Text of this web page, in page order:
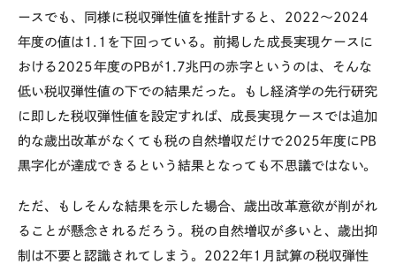
ースでも、同様に税収弾性値を推計すると、 2022 ～2024
年度の値は 1.1 を下回っている。前掲した成長実現ケースに
おける 2025年度のPBが1.7兆円の赤字というのは、そんな
低い税収弾性値の下での結果だった。もし経済学の先行研究
に即した税収弾性値を設定すれば、成長実現ケースでは追加
的な歳出改革がなくても税の自然増収だけで2025年度に PB
黒字化が達成できるという結果となっても不思議ではない。
ただ、もしそんな結果を示した場合、歳出改革意欲が削がれ
ることが懸念されるだろう。税の自然増収が多いと、歳出抑
制は不要と認識されてしまう。 2022年1 月試算の税収弾性